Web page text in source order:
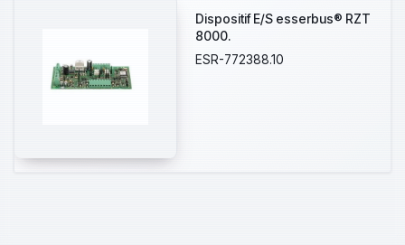
Dispositif E/S esserbus® RZT
8000.
ESR-772388.10